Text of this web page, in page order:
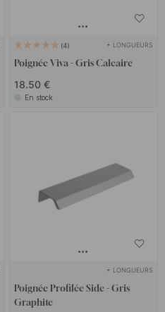
4 + LONGUEURS
Poignée Viva - Gris Calcaire
18.50 €
En stock
+ LONGUEURS
Poignée Profilée Side - Gris
Graphite